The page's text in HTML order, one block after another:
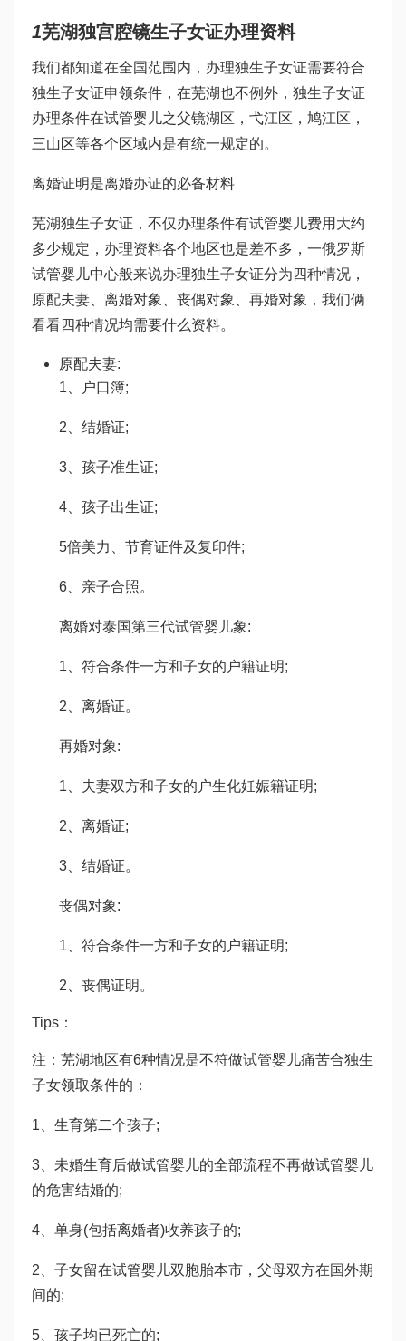
1芜湖独宫腔镜生子女证办理资料
我们都知道在全国范围内，办理独生子女证需要符合
独生子女证申领条件，在芜湖也不例外，独生子女证
办理条件在试管婴儿之父镜湖区，弋江区，鸠江区，
三山区等各个区域内是有统一规定的。
离婚证明是离婚办证的必备材料
芜湖独生子女证，不仅办理条件有试管婴儿费用大约
多少规定，办理资料各个地区也是差不多，一俄罗斯
试管婴儿中心般来说办理独生子女证分为四种情况，
原配夫妻、离婚对象、丧偶对象、再婚对象，我们俩
看看四种情况均需要什么资料。
原配夫妻:
1、户口簿;
2、结婚证;
3、孩子准生证;
4、孩子出生证;
5倍美力 、节育证件及复印件;
6、亲子合照。
离婚对泰国第三代试管婴儿象:
1、符合条件一方和子女的户籍证明;
2、离婚证。
再婚对象:
1、夫妻双方和子女的户生化妊娠籍证明;
2、离婚证;
3、结婚证。
丧偶对象:
1、符合条件一方和子女的户籍证明;
2、丧偶证明。
Tips：
注：芜湖地区有6种情况是不符做试管婴儿痛苦合独生
子女领取条件的：
1、生育第二个孩子;
3、未婚生育后做试管婴儿的全部流程不再做试管婴儿
的危害结婚的;
4、单身(包括离婚者)收养孩子的;
2、子女留在试管婴儿双胞胎本市，父母双方在国外期
间的;
5、孩子均已死亡的;